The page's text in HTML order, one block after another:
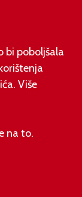
bi poboljšala
Više
na to.